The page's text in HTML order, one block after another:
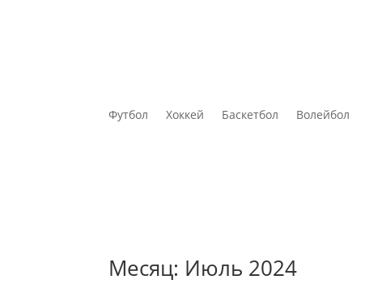
Футбол Хоккей Баскетбол Волейбол
Месяц: Июль 2024